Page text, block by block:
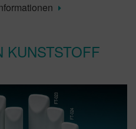
KUNSTSTOFF